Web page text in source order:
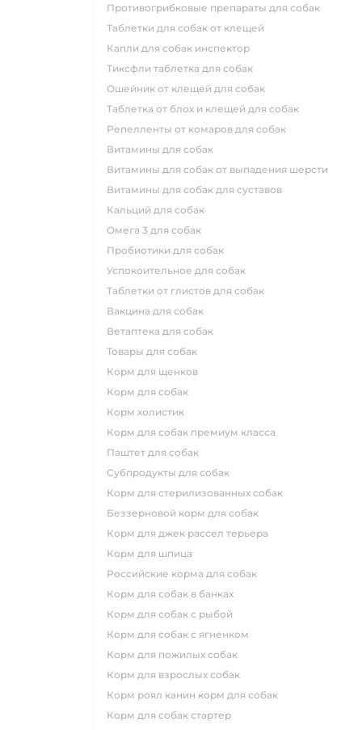
противогрибковые препараты для собак
таблетки для собак от клещей
капли для собак инспектор
тиксфли таблетка для собак
ошейник от клещей для собак
таблетка от блох и клещей для собак
репелленты от комаров для собак
витамины для собак
витамины для собак от выпадения шерсти
витамины для собак для суставов
кальций для собак
омега 3 для собак
пробиотики для собак
успокоительное для собак
таблетки от глистов для собак
вакцина для собак
ветаптека для собак
товары для собак
корм для щенков
корм для собак
корм холистик
корм для собак премиум класса
паштет для собак
субпродукты для собак
корм для стерилизованных собак
беззерновой корм для собак
корм для джек рассел терьера
корм для шпица
российские корма для собак
корм для собак в банках
корм для собак с рыбой
корм для собак с ягненком
корм для пожилых собак
корм для взрослых собак
корм роял канин корм для собак
корм для собак стартер